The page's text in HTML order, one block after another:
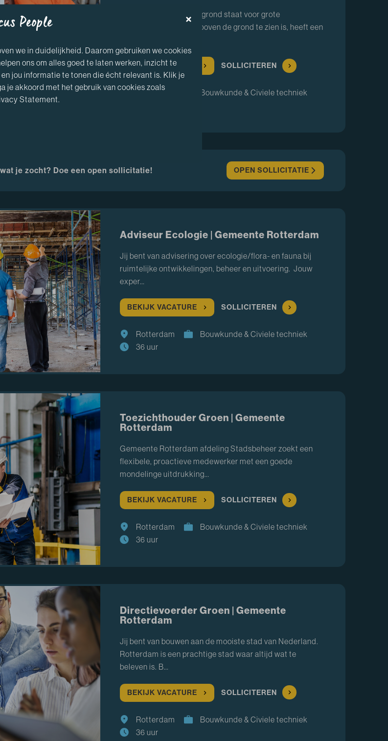
De Rotterdamse ondergrond staat voor grote
uitdagingen. Alles wat boven de grond te zien is, heeft een
BEKIJK VACATURE SOLLICITEREN
Rotterdam
Bouwkunde & Civiele techniek
je zocht? Doe een open sollicitatie! OPEN SOLLICITATIE
Adviseur Ecologie | Gemeente Rotterdam
Jij bent van advisering over ecologie/flora- en fauna bij
ruimtelijke ontwikkelingen, beheer en uitvoering. Jouw
exper…
BEKIJK VACATURE SOLLICITEREN
Rotterdam
Bouwkunde & Civiele techniek
36 uur
Toezichthouder Groen | Gemeente
Rotterdam
Gemeente Rotterdam afdeling Stadsbeheer zoekt een
flexibele, proactieve medewerker met een goede
mondelinge uitdrukking…
BEKIJK VACATURE SOLLICITEREN
Rotterdam
Bouwkunde & Civiele techniek
36 uur
Directievoerder Groen | Gemeente
Rotterdam
Jij bent van bouwen aan de mooiste stad van Nederland.
Rotterdam is een prachtige stad waar altijd wat te
beleven is. B…
BEKIJK VACATURE SOLLICITEREN
Rotterdam
Bouwkunde & Civiele techniek
36 uur
People
we in duidelijkheid. Daarom gebruiken we cookies
ons om alles goed te laten werken, inzicht te
jou informatie te tonen die écht relevant is. Klik je
je akkoord met het gebruik van cookies zoals
Statement.